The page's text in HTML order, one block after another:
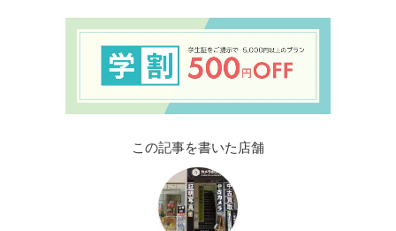
この記事を書いた店舗